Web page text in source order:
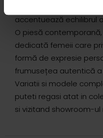
accentuează echilibrul
O piesă
dedicată femeii care
formă de expresie
frumusețea autentică
Variatii si modele
puteti regasi atat in
si vizitand showroom-ul